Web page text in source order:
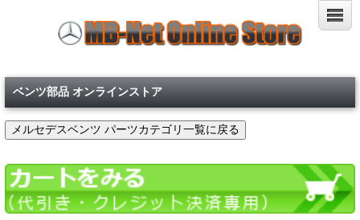
ベンツ部品 オンラインストア